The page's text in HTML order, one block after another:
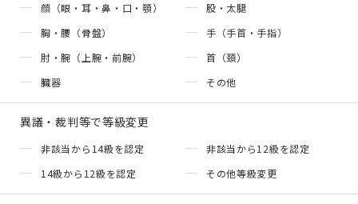
顔（眼・耳・鼻・口・顎）
股・太腿
胸・腰（骨盤）
手（手首・手指）
肘・腕（上腕・前腕）
首（頚）
臓器
その他
異議・裁判等で等級変更
非該当から14級を認定
非該当から12級を認定
14級から12級を認定
その他等級変更